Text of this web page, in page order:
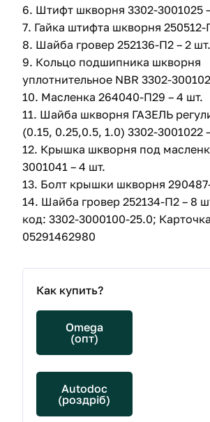
6. Штифт шкворня 3302-3001025
7. Гайка штифта шкворня 250512-
8. Шайба гровер 252136-П2 – 2 шт.
9. Кольцо подшипника шкворня
уплотнительное NBR 3302-
10. Масленка 264040-П29 – 4 шт.
11. Шайба шкворня ГАЗЕЛЬ
(0.15, 0.25,0.5, 1.0) 3302-3001022
12. Крышка шкворня под
3001041 – 4 шт.
13. Болт крышки шкворня
14. Шайба гровер 252134-П2 – 8
код: 3302-3000100-25.0;
05291462980
Как купить?
Omega
(опт)
Autodoc
(роздріб)